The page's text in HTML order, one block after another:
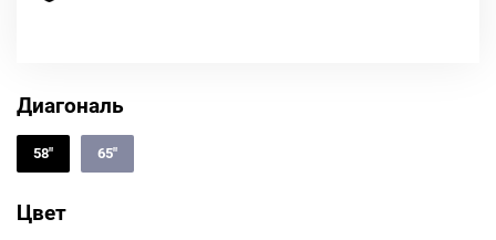
Диагональ
58" 65"
Цвет